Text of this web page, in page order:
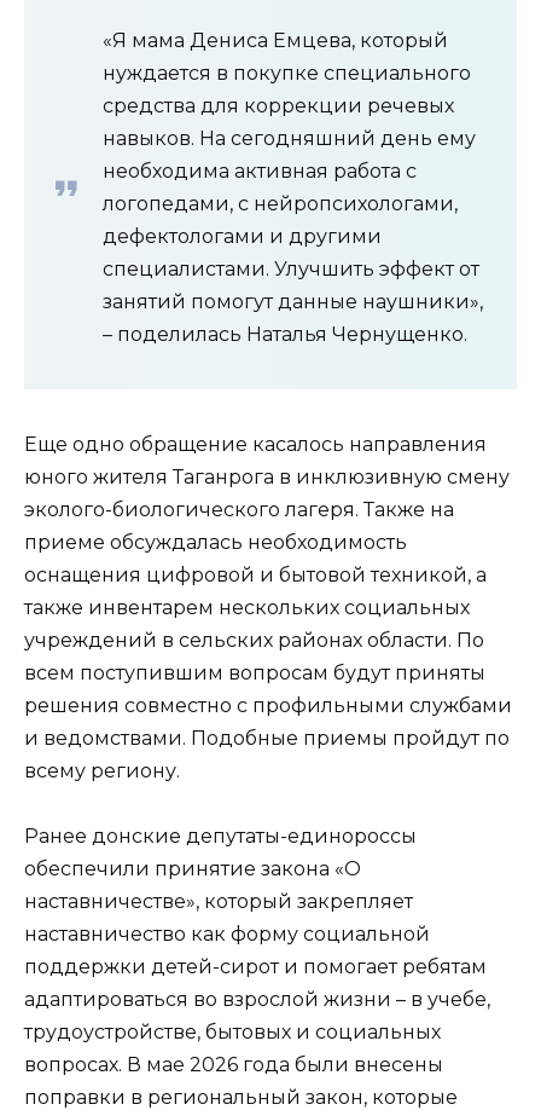
«Я мама Дениса Емцева, который
нуждается в покупке специального
средства для коррекции речевых
навыков. На сегодняшний день ему
необходима активная работа с
логопедами, с нейропсихологами,
дефектологами и другими
специалистами. Улучшить эффект от
занятий помогут данные наушники»,
– поделилась Наталья Чернущенко.
Еще одно обращение касалось направления
юного жителя Таганрога в инклюзивную смену
эколого-биологического лагеря. Также на
приеме обсуждалась необходимость
оснащения цифровой и бытовой техникой, а
также инвентарем нескольких социальных
учреждений в сельских районах области. По
всем поступившим вопросам будут приняты
решения совместно с профильными службами
и ведомствами. Подобные приемы пройдут по
всему региону.
Ранее донские депутаты-единороссы
обеспечили принятие закона «О
наставничестве», который закрепляет
наставничество как форму социальной
поддержки детей-сирот и помогает ребятам
адаптироваться во взрослой жизни – в учебе,
трудоустройстве, бытовых и социальных
вопросах. В мае 2026 года были внесены
поправки в региональный закон, которые